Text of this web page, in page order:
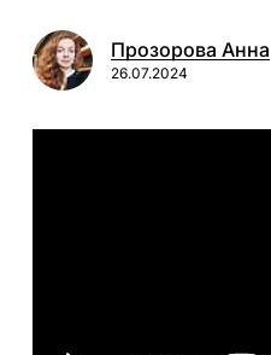
Прозорова Анна
26.07.2024